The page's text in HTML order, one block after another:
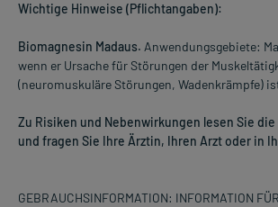
Wichtige Hinweise (Pflichtangaben):
Biomagnesin Madaus. Anwendungsgebiete:
wenn er Ursache für Störungen der
(neuromuskuläre Störungen, Wadenkrämpfe)
Zu Risiken und Nebenwirkungen lesen Sie
und fragen Sie Ihre Ärztin, Ihren Arzt oder in
GEBRAUCHSINFORMATION: INFORMATION